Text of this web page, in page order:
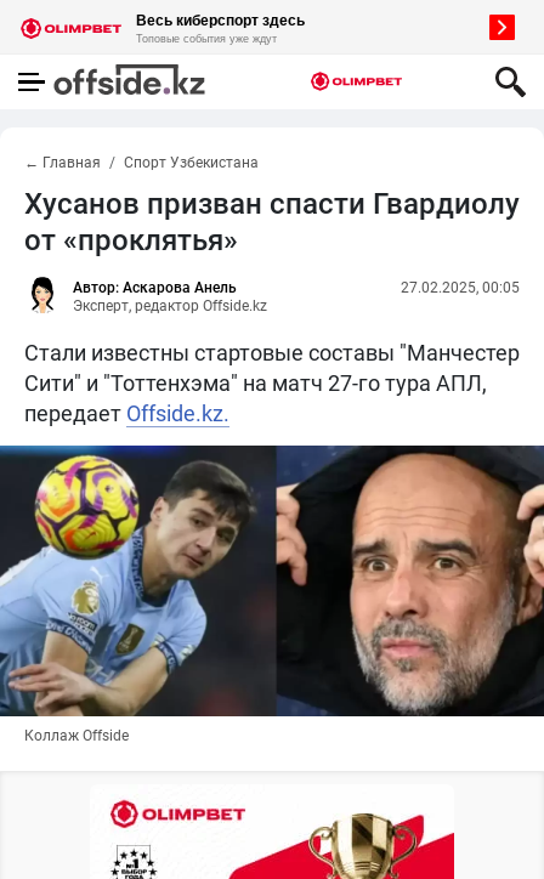
← Главная Спорт Узбекистана
Хусанов призван спасти Гвардиолу
от «проклятья»
Автор: Аскарова Анель
Эксперт, редактор Offside.kz
27.02.2025, 00:05
Стали известны стартовые составы "Манчестер
Сити" и "Тоттенхэма" на матч 27-го тура АПЛ,
передает Offside.kz.
Коллаж Offside